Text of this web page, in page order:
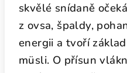
skvělé snídaně
z ovsa, špaldy,
energii a tvoří
müsli. O přísun